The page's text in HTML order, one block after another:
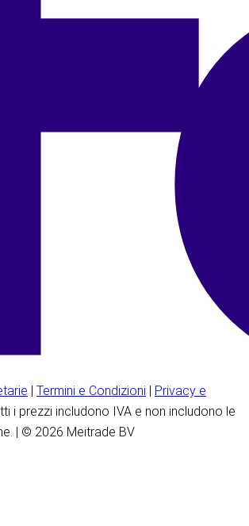
| Termini e Condizioni | Privacy e
i prezzi includono IVA e non includono le
| © 2026 Meitrade BV